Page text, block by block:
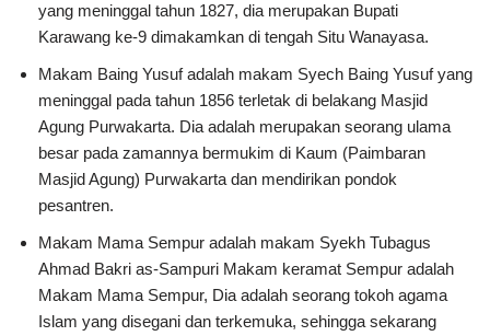
yang meninggal tahun 1827, dia merupakan Bupati
Karawang ke-9 dimakamkan di tengah Situ Wanayasa.
Makam Baing Yusuf adalah makam Syech Baing Yusuf yang
meninggal pada tahun 1856 terletak di belakang Masjid
Agung Purwakarta. Dia adalah merupakan seorang ulama
besar pada zamannya bermukim di Kaum (Paimbaran
Masjid Agung) Purwakarta dan mendirikan pondok
pesantren.
Makam Mama Sempur adalah makam Syekh Tubagus
Ahmad Bakri as-Sampuri Makam keramat Sempur adalah
Makam Mama Sempur, Dia adalah seorang tokoh agama
Islam yang disegani dan terkemuka, sehingga sekarang